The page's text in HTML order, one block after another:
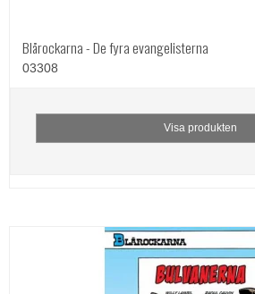
Blårockarna - De fyra evangelisterna
03308
Visa produkten